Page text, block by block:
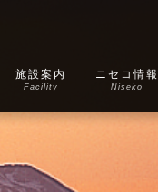
施設案内
Facility
ニセコ情報
Niseko